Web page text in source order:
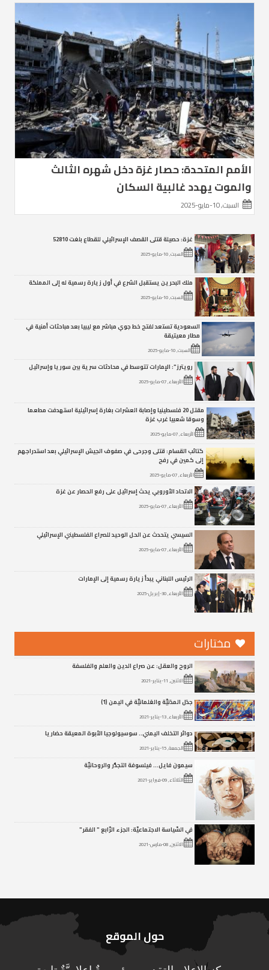
الأمم المتحدة: حصار غزة دخل شهره الثالث
والموت يهدد غالبية السكان
السبت, 10-مايو-2025
غزة: حصيلة قتلى القصف الإسرائيلي للقطاع بلغت 52810
السبت, 10-مايو-2025
ملك البحرين يستقبل الشرع في أول زيارة رسمية له إلى المملكة
السبت, 10-مايو-2025
السعودية تستعد لفتح خط جوي مباشر مع ليبيا بعد مباحثات أمنية في
مطار معيتيقة
السبت, 10-مايو-2025
رويترز": الإمارات تتوسط في محادثات سرية بين سوريا وإسرائيل
الأربعاء, 07-مايو-2025
مقتل 20 فلسطينيا وإصابة العشرات بغارة إسرائيلية استهدفت مطعما
وسوقا شعبيا غرب غزة
الأربعاء, 07-مايو-2025
كتائب القسام: قتلى وجرحى في صفوف الجيش الإسرائيلي بعد استدراجهم
إلى كمين في رفح
الأربعاء, 07-مايو-2025
الاتحاد الأوروبي يحث إسرائيل على رفع الحصار عن غزة
الأربعاء, 07-مايو-2025
السيسي يتحدث عن الحل الوحيد للصراع الفلسطيني الإسرائيلي
الأربعاء, 07-مايو-2025
الرئيس اللبناني يبدأ زيارة رسمية إلى الإمارات
الأربعاء, 30-إبريل-2025
مختارات
الروح والعقل: عن صراع الدين والعلم والفلسفة
الاثنين, 11-يناير-2021
جدَل المدَنيِّة والعَلمانيِّة في اليمن (1)
الأربعاء, 13-يناير-2021
دوائر التخلف اليمني.. سوسيولوجيا الأبوة المعيقة حضاريا
الجمعة, 15-يناير-2021
سيمون فايل… فيلسوفة التجذُّر والروحانيّة
الثلاثاء, 09-فبراير-2021
في السّياسة الاجتماعيّة: الجزء الرّابع " الفقر"
الاثنين, 08-مارس-2021
حول الموقع